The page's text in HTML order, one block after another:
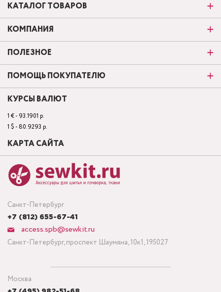
Санкт-Петербург
+7 (812) 655-67-41
access.spb@sewkit.ru
Санкт-Петербург, проспект Шаумяна, 10к1, 195027
Москва
КАТАЛОГ ТОВАРОВ
КОМПАНИЯ
ПОЛЕЗНОЕ
ПОМОЩЬ ПОКУПАТЕЛЮ
КУРСЫ ВАЛЮТ
1 € - 93.1901 р.
1 $ - 80.9293 р.
КАРТА САЙТА